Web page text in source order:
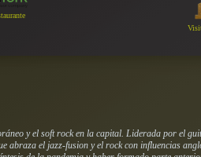
y el soft rock en la capital. Liderada por el
abraza el jazz-fusion y el rock con influencias